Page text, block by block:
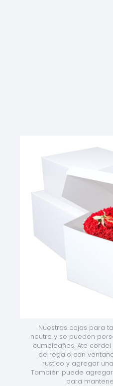
Nuestras cajas para
neutro y se pueden
cumpleaños. Ate
de regalo con
rustico y agregar
También puede
para